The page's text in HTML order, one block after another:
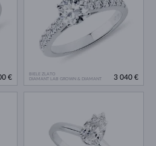
€
BIELE ZLATO
DIAMANT LAB GROWN & DIAMANT
3 040 €